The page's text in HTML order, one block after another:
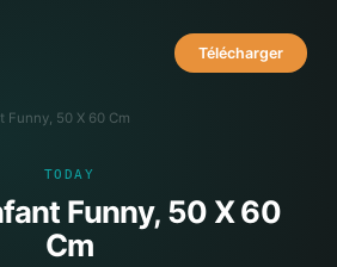
Télécharger
Funny, 50 X 60 Cm
TODAY
Funny, 50 X 60
Cm